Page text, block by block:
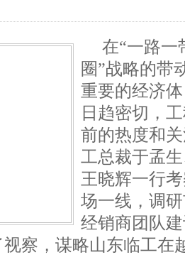
在“一路一
圈”战略的带
重要的经济
日趋密切，
前的热度和
工总裁于孟
王晓辉一行
场一线，调
经销商团队
察，谋略山东临工在